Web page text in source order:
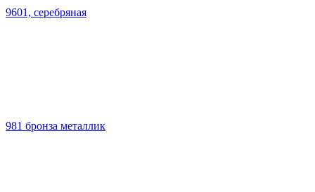
9601, серебряная
981 бронза металлик